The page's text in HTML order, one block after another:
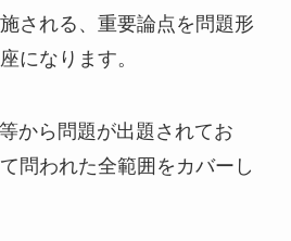
される、重要論点を問題形
になります。
から問題が出題されてお
問われた全範囲をカバーし